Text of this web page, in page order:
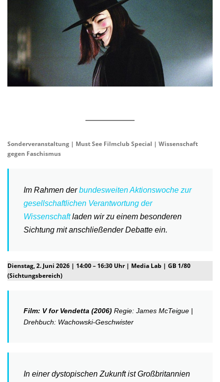
Sonderveranstaltung | Must See Filmclub Special | Wissenschaft
gegen Faschismus
Im Rahmen derbundesweiten Aktionswoche zur
gesellschaftlichen Verantwortung der
Wissenschaftladen wir zu einem besonderen
Sichtung mit anschließender Debatte ein.
Dienstag, 2. Juni 2026 | 14:00 – 16:30 Uhr | Media Lab | GB 1/80
(Sichtungsbereich)
Film: V for Vendetta (2006) Regie: James McTeigue |
Drehbuch: Wachowski-Geschwister
In einer dystopischen Zukunft ist Großbritannien